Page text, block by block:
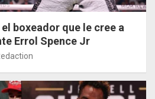
boxeador que le cree a
Errol Spence Jr